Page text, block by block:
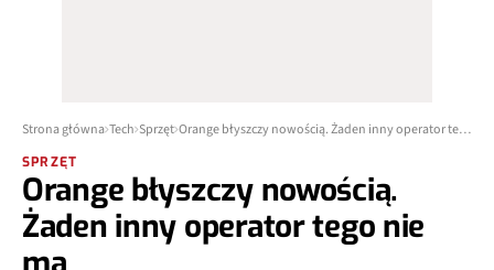
Strona główna Tech Sprzęt Orange błyszczy nowością. Żaden inny operator tego nie ma
SPRZĘT
Orange błyszczy nowością.
Żaden inny operator tego nie